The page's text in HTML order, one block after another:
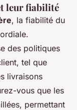
leur fiabilité
, la fiabilité du
des politiques
tel que
livraisons
vous que les
permettant